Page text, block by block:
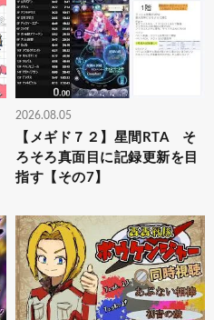
2026.08.05
【メギド７２】星間RTA そ
ろそろ真面目に記録更新を目
指す【その7】